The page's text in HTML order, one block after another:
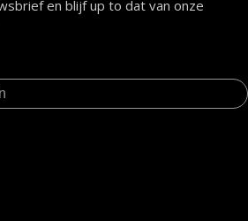
en blijf up to dat van onze